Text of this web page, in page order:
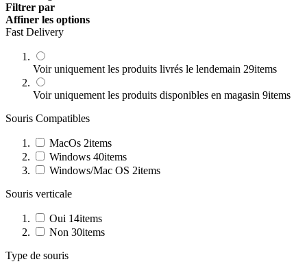
Filtrer par
Affiner les options
Fast Delivery
Voir uniquement les produits livrés le lendemain 29items
Voir uniquement les produits disponibles en magasin 9items
Souris Compatibles
MacOs 2items
Windows 40items
Windows/Mac OS 2items
Souris verticale
Oui 14items
Non 30items
Type de souris